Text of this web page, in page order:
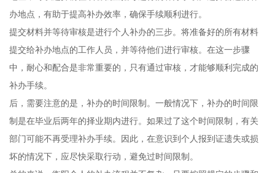
办地点，有助于提高补办效率，确保手续顺利进行。
提交材料并等待审核是进行个人补办的三步。将准备好的所有材料
提交给补办地点的工作人员，并等待他们进行审核。在这一步骤
中，耐心和配合是非常重要的，只有通过审核，才能够顺利完成的
补办手续。
后，需要注意的是，补办的时间限制。一般情况下，补办的时间限
制是在毕业后两年的择业期内进行。如果过了这个时间限制，有关
部门可能不再受理补办手续。因此，在意识到个人报到证遗失或损
坏的情况下，应尽快采取行动，避免过时间限制。